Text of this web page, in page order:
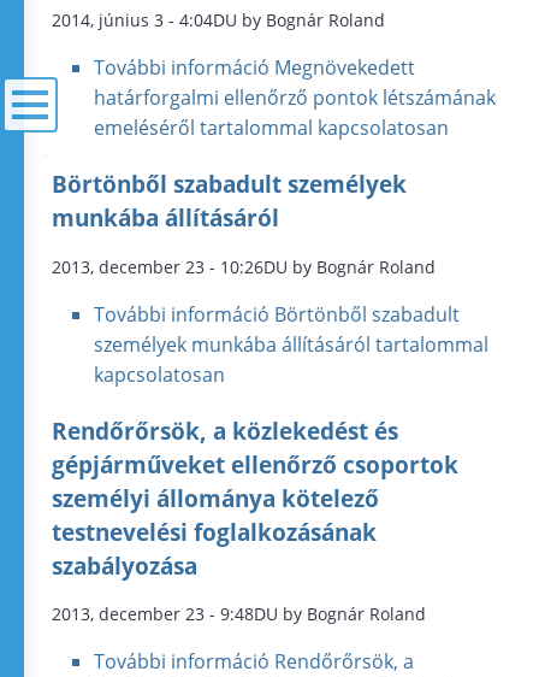
2014, június 3 - 4:04DU by Bognár Roland
További információ Megnövekedett
határforgalmi ellenőrző pontok létszámának
emeléséről tartalommal kapcsolatosan
Börtönből szabadult személyek
munkába állításáról
2013, december 23 - 10:26DU by Bognár Roland
További információ Börtönből szabadult
személyek munkába állításáról tartalommal
kapcsolatosan
Rendőrőrsök, a közlekedést és
gépjárműveket ellenőrző csoportok
személyi állománya kötelező
testnevelési foglalkozásának
szabályozása
2013, december 23 - 9:48DU by Bognár Roland
További információ Rendőrőrsök, a